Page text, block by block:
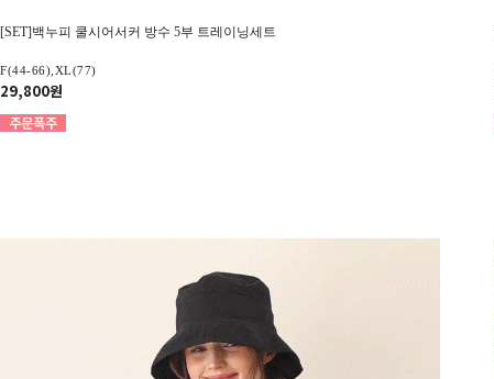
[SET]백누피 쿨시어서커 방수 5부 트레이닝세트
F(44-66),XL(77)
29,800원